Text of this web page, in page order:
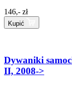
146,- zł
Kupić
Dywaniki
II, 2008->